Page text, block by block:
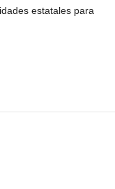
estatales para